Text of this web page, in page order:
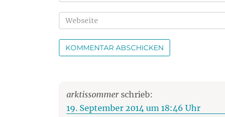
arktissommer schrieb:
19. September 2014 um 18:46 Uhr